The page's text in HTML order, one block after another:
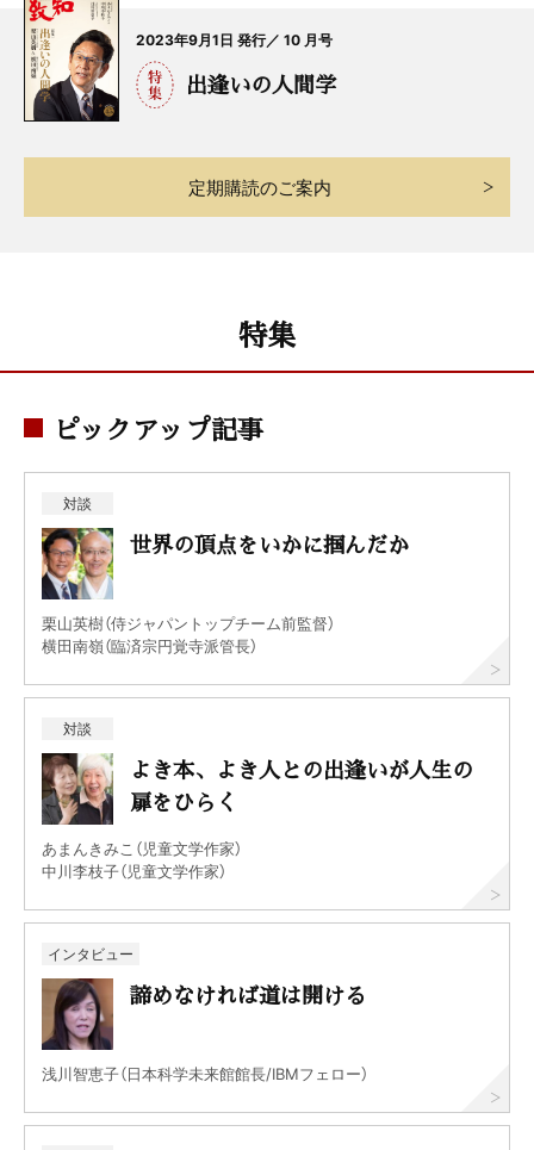
2023年9月1日 発行／ 10 月号
出逢いの人間学
定期購読のご案内
特集
ピックアップ記事
対談
世界の頂点をいかに掴んだか
栗山英樹（侍ジャパントップチーム前監督）
横田南嶺（臨済宗円覚寺派管長）
対談
よき本、よき人との出逢いが人生の
扉をひらく
あまんきみこ（児童文学作家）
中川李枝子（児童文学作家）
インタビュー
諦めなければ道は開ける
浅川智恵子（日本科学未来館館長/IBMフェロー）